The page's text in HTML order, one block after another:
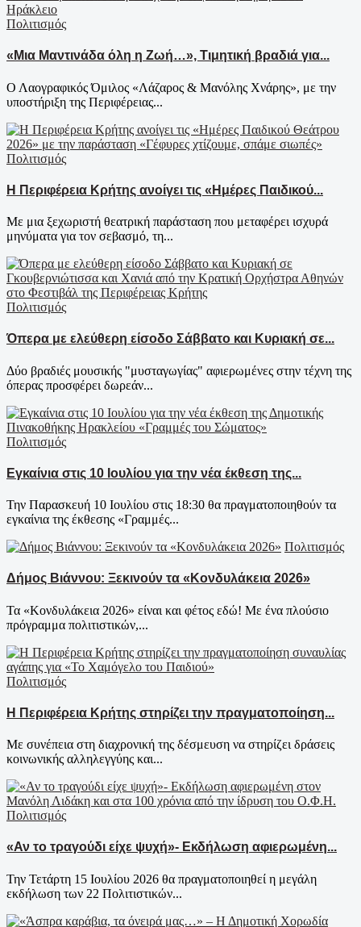
Πολιτισμός
«Μια Μαντινάδα όλη η Ζωή…», Τιμητική βραδιά για...
Ο Λαογραφικός Όμιλος «Λάζαρος & Μανόλης Χνάρης», με την
υποστήριξη της Περιφέρειας...
Πολιτισμός
Η Περιφέρεια Κρήτης ανοίγει τις «Ημέρες Παιδικού...
Με μια ξεχωριστή θεατρική παράσταση που μεταφέρει ισχυρά
μηνύματα για τον σεβασμό, τη...
Πολιτισμός
Όπερα με ελεύθερη είσοδο Σάββατο και Κυριακή σε...
Δύο βραδιές μουσικής "μυσταγωγίας" αφιερωμένες στην τέχνη της
όπερας προσφέρει δωρεάν...
Πολιτισμός
Εγκαίνια στις 10 Ιουλίου για την νέα έκθεση της...
Την Παρασκευή 10 Ιουλίου στις 18:30 θα πραγματοποιηθούν τα
εγκαίνια της έκθεσης «Γραμμές...
Πολιτισμός
Δήμος Βιάννου: Ξεκινούν τα «Κονδυλάκεια 2026»
Τα «Κονδυλάκεια 2026» είναι και φέτος εδώ! Με ένα πλούσιο
πρόγραμμα πολιτιστικών,...
Πολιτισμός
Η Περιφέρεια Κρήτης στηρίζει την πραγματοποίηση...
Με συνέπεια στη διαχρονική της δέσμευση να στηρίζει δράσεις
κοινωνικής αλληλεγγύης και...
Πολιτισμός
«Αν το τραγούδι είχε ψυχή»- Εκδήλωση αφιερωμένη...
Την Τετάρτη 15 Ιουλίου 2026 θα πραγματοποιηθεί η μεγάλη
εκδήλωση των 22 Πολιτιστικών...